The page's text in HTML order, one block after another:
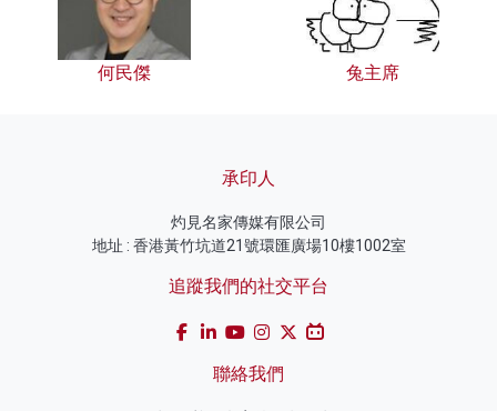
何民傑 兔主席
承印人
灼見名家傳媒有限公司
地址 : 香港黃竹坑道21號環匯廣場10樓1002室
追蹤我們的社交平台
聯絡我們